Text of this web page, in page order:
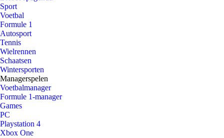
Sport
Voetbal
Formule 1
Autosport
Tennis
Wielrennen
Schaatsen
Wintersporten
Managerspelen
Voetbalmanager
Formule 1-manager
Games
PC
Playstation 4
Xbox One